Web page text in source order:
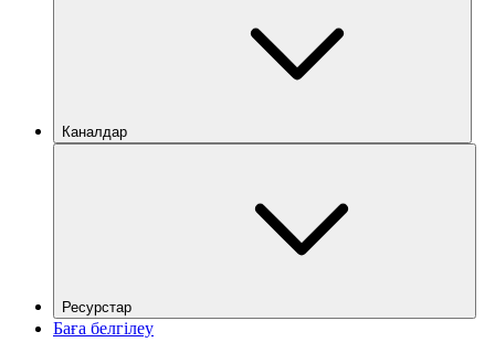
Каналдар
Ресурстар
Баға белгілеу